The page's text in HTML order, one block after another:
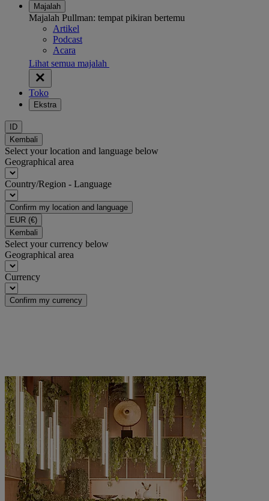
Majalah
Majalah Pullman: tempat pikiran bertemu
Artikel
Podcast
Acara
Lihat semua majalah
Toko
Ekstra
ID
Kembali
Select your location and language below
Geographical area
Country/Region - Language
Confirm my location and language
EUR (€)
Kembali
Select your currency below
Geographical area
Currency
Confirm my currency